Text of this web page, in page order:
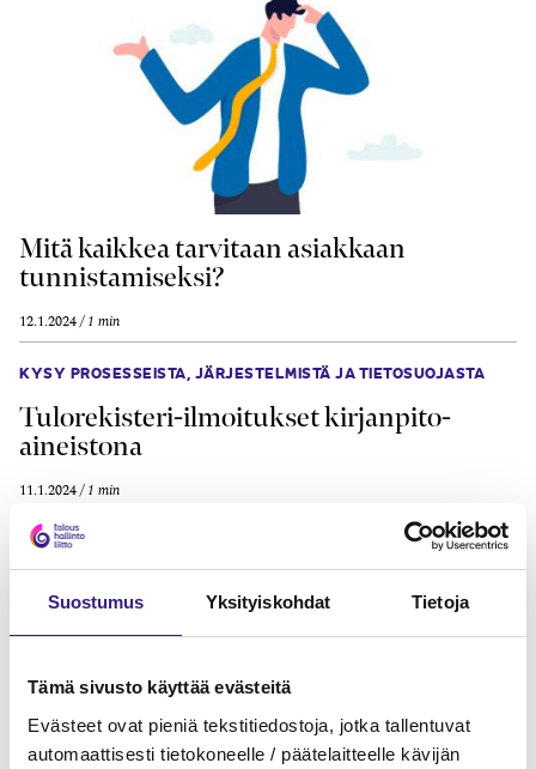
Suostumus Yksityiskohdat Tietoja
Tämä sivusto käyttää evästeitä
Evästeet ovat pieniä tekstitiedostoja, jotka tallentuvat
automaattisesti tietokoneelle / päätelaitteelle kävijän
Mitä kaikkea tarvitaan asiakkaan
tunnistamiseksi?
12.1.2024 1 min
KYSY PROSESSEISTA, JÄRJESTELMISTÄ JA TIETOSUOJASTA
Tulo­rekisteri-ilmoitukset kirjan­pito­
aineistona
11.1.2024 1 min
KYSY PROSESSEISTA, JÄRJESTELMISTÄ JA TIETOSUOJASTA
Kenen tulee laatia seloste käsittely­
toimista?
KYSY PROSESSEISTA, JÄRJESTELMISTÄ JA TIETOSUOJASTA